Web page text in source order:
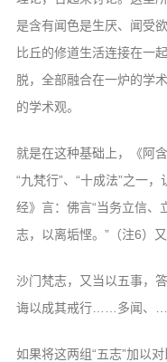
是含有闻色是生厌、闻受
比丘的修道生活连接在一
脱，全部融合在一炉的学
的学术观。
就是在这种基础上，《阿含
“九梵行”、“十成法”之一
经》言：佛言“当务立信、
志，以离垢悭。”（注6）
沙门梵志，又当以五事，
诲以成其戒行……多闻、
如果将这两组“五志”加以